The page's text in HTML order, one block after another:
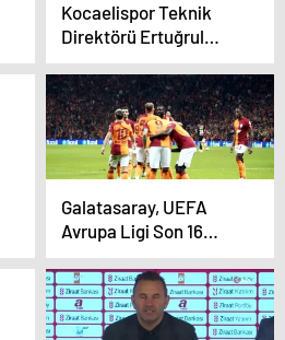
Kocaelispor Teknik
Direktörü Ertuğrul
Sağlam: Şanlıurfaspor
karşısında kazanmak
istiyoruz
Galatasaray, UEFA
Avrupa Ligi Son 16
Play-Off Turu ilk
maçında Sparta Prag
ile karşılaşacak